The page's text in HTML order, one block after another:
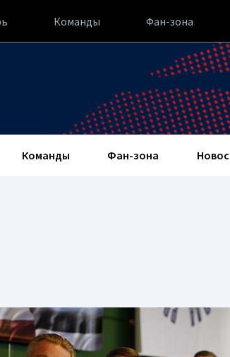
Команды Фан-зона
Команды Фан-зона